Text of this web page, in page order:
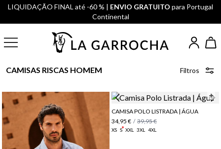
LIQUIDAÇÃO FINAL até -60 % | ENVIO GRATUITO para Portugal
Continental
CAMISAS RISCAS HOMEM Filtros
CAMISA POLO LISTRADA | ÁGUA
34,95 € / 39,95 €
XS S XXL 3XL 4XL